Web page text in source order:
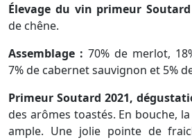
Élevage du vin primeur
de chêne.
Assemblage : 70% de merlot,
7% de cabernet sauvignon et 5%
Primeur Soutard 2021,
des arômes toastés. En bouche,
ample. Une jolie pointe de